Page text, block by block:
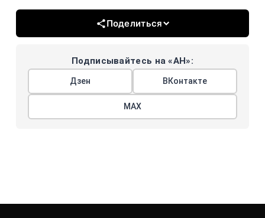
Поделиться
Подписывайтесь на «АН»:
Дзен ВКонтакте
МАХ